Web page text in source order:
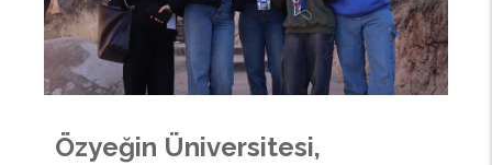
Özyeğin Üniversitesi,